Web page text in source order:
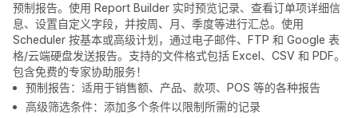
预制报告。使用 Report Builder 实时预览记录、查看订单项详细信
息、设置自定义字段，并按周、月、季度等进行汇总。使用
Scheduler 按基本或高级计划，通过电子邮件、FTP 和 Google 表
格/云端硬盘发送报告。支持的文件格式包括 Excel、CSV 和 PDF。
包含免费的专家协助服务！
预制报告：适用于销售额、产品、款项、POS 等的各种报告
高级筛选条件：添加多个条件以限制所需的记录